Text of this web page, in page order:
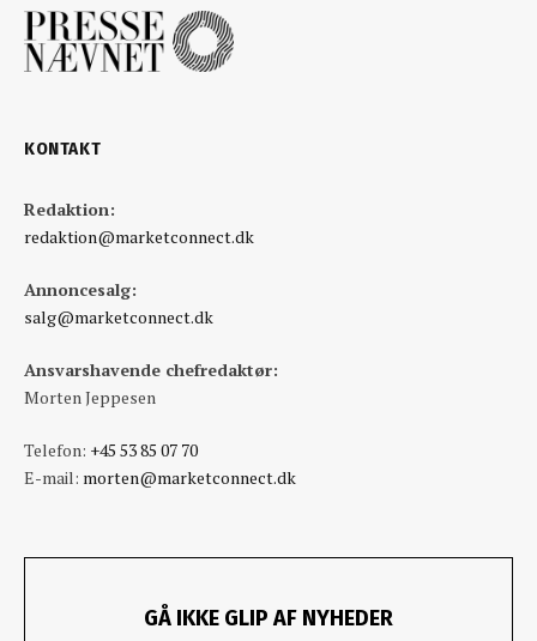
KONTAKT
Redaktion:
redaktion@marketconnect.dk
Annoncesalg:
salg@marketconnect.dk
Ansvarshavende chefredaktør:
Morten Jeppesen
Telefon: +45 53 85 07 70
E-mail: morten@marketconnect.dk
GÅ IKKE GLIP AF NYHEDER